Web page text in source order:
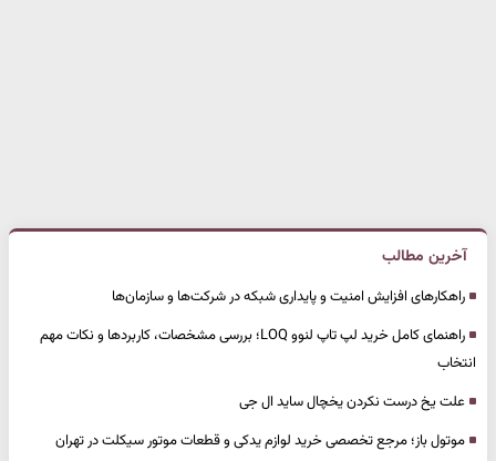
آخرین مطالب
راهکارهای افزایش امنیت و پایداری شبکه در شرکت‌ها و سازمان‌ها
راهنمای کامل خرید لپ تاپ لنوو LOQ؛ بررسی مشخصات، کاربردها و نکات مهم
انتخاب
علت یخ درست نکردن یخچال ساید ال جی
موتول باز؛ مرجع تخصصی خرید لوازم یدکی و قطعات موتور سیکلت در تهران